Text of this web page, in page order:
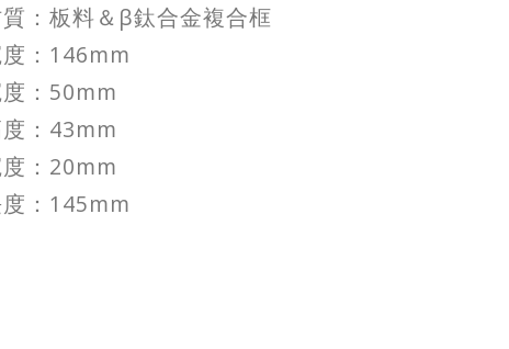
：板料＆β鈦合金複合框
：146mm
：50mm
：43mm
：20mm
：145mm